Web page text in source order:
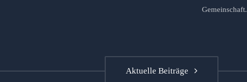
Gemeinschaft.
Aktuelle Beiträge